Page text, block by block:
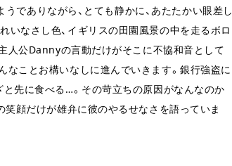
でありながら、とても静かに、あたたかい眼差し
いなさし色、イギリスの田園風景の中を走るボロ
人公Dannyの言動だけがそこに不協和音として
なことお構いなしに進んでいきます。銀行強盗に
と先に食べる…。その苛立ちの原因がなんなのか
顔だけが雄弁に彼のやるせなさを語っていま